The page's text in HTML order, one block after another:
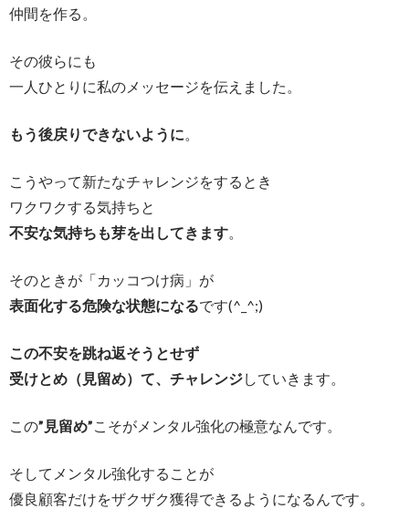
仲間を作る。
その彼らにも
一人ひとりに私のメッセージを伝えました。
もう後戻りできないように。
こうやって新たなチャレンジをするとき
ワクワクする気持ちと
不安な気持ちも芽を出してきます。
そのときが「カッコつけ病」が
表面化する危険な状態になるです(^_^;)
この不安を跳ね返そうとせず
受けとめ（見留め）て、チャレンジしていきます。
この”見留め”こそがメンタル強化の極意なんです。
そしてメンタル強化することが
優良顧客だけをザクザク獲得できるようになるんです。